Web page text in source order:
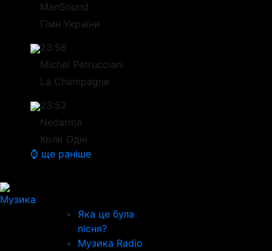
ManSound
Гімн України
23:56
Michel Petrucciani
La Champagne
23:52
Nedarma
Коли Одні
⌚ ще раніше
Музика
Яка це була
пісня?
Музика Radio